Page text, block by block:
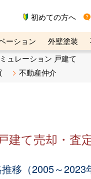
初めての方へ
ーション 外壁塗装
産売却ご相談デスク
ュレーション 戸建て
不動産仲介
建て売却・査
移（2005～2023